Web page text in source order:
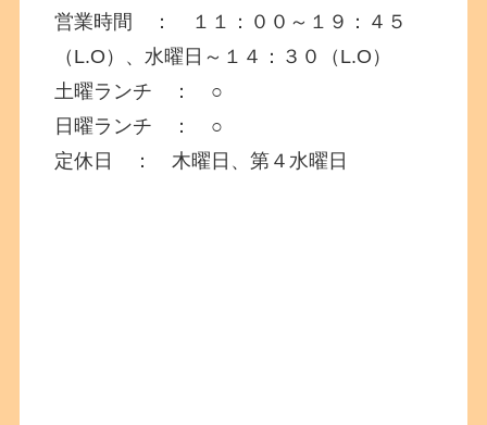
営業時間 ： １１：００～１９：４５
（L.O）、水曜日～１４：３０（L.O）
土曜ランチ ： ○
日曜ランチ ： ○
定休日 ： 木曜日、第４水曜日